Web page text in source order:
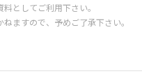
としてご利用下さい。
ますので、予めご了承下さい。